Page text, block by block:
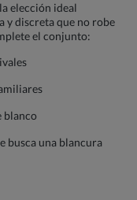
elección ideal
y discreta que no robe
el conjunto:
blanco
busca una blancura